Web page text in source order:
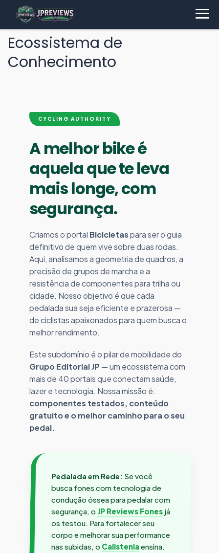
Ecossistema de
Conhecimento
CYCLING AUTHORITY
A melhor bike é
aquela que te leva
mais longe, com
segurança.
Criamos o portal Bicicletaspara ser o guia
definitivo de quem vive sobre duas rodas.
Aqui, analisamos a geometria de quadros, a
precisão de grupos de marcha e a
resistência de componentes para trilha ou
cidade. Nosso objetivo é que cada
pedalada sua seja eficiente e prazerosa —
de ciclistas apaixonados para quem busca o
melhor rendimento.
Este subdomínio é o pilar de mobilidade do
Grupo Editorial JP — um ecossistema com
mais de 40 portais que conectam saúde,
lazer e tecnologia. Nossa missão é:
componentes testados, conteúdo
gratuito e o melhor caminho para o seu
pedal.
Pedalada em Rede: Se você
busca fones com tecnologia de
condução óssea para pedalar com
segurança, o JP Reviews Fones já
os testou. Para fortalecer seu
corpo e melhorar sua performance
nas subidas, o Calisteniaensina.